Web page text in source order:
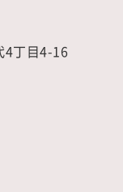
4丁目4-16